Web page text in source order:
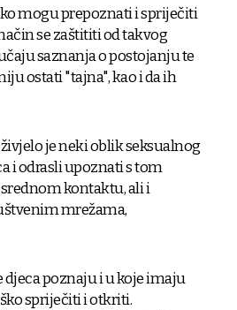
mogu prepoznati i spriječiti
se zaštititi od takvog
saznanja o postojanju te
ostati "tajna", kao i da ih
je neki oblik seksualnog
i odrasli upoznati s tom
kontaktu, ali i
mrežama,
djeca poznaju i u koje imaju
spriječiti i otkriti.